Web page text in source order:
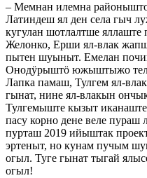
– Мемнан илемна
Латиндеш ял ден села гыч
кугулан шотлалтше яллаште
Желонко, Ерши ял-влак
пытен шуыныт. Емелан
Онодӱрыштӧ южыштыжо
Лапка памаш, Тулгем ял-
гынат, нине ял-влакын
Тулгемыште кызыт
пасу корно дене веле пураш
пурташ 2019 ийыштак
эртеныт, но кунам пучым
огыл. Туге гынат тыгай
огыл!